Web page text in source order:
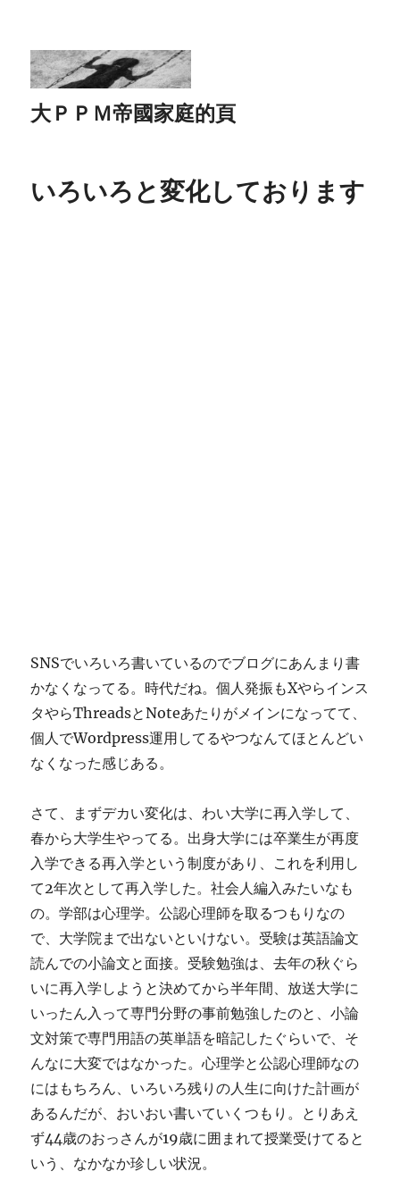
大ＰＰＭ帝國家庭的頁
いろいろと変化しております
SNSでいろいろ書いているのでブログにあんまり書
かなくなってる。時代だね。個人発振もXやらインス
タやらThreadsとNoteあたりがメインになってて、
個人でWordpress運用してるやつなんてほとんどい
なくなった感じある。
さて、まずデカい変化は、わい大学に再入学して、
春から大学生やってる。出身大学には卒業生が再度
入学できる再入学という制度があり、これを利用し
て2年次として再入学した。社会人編入みたいなも
の。学部は心理学。公認心理師を取るつもりなの
で、大学院まで出ないといけない。受験は英語論文
読んでの小論文と面接。受験勉強は、去年の秋ぐら
いに再入学しようと決めてから半年間、放送大学に
いったん入って専門分野の事前勉強したのと、小論
文対策で専門用語の英単語を暗記したぐらいで、そ
んなに大変ではなかった。心理学と公認心理師なの
にはもちろん、いろいろ残りの人生に向けた計画が
あるんだが、おいおい書いていくつもり。とりあえ
ず44歳のおっさんが19歳に囲まれて授業受けてると
いう、なかなか珍しい状況。